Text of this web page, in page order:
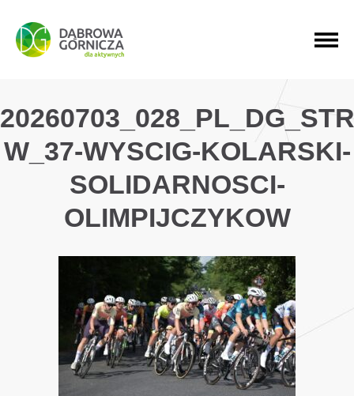
PRZEJDŹ DO MENU GŁÓWNEGO
PRZEJDŹ DO WYSZUKIWARKI
PRZEJDŹ DO TREŚCI
W_37-WYSCIG-KOLARSKI-
SOLIDARNOSCI-
OLIMPIJCZYKOW